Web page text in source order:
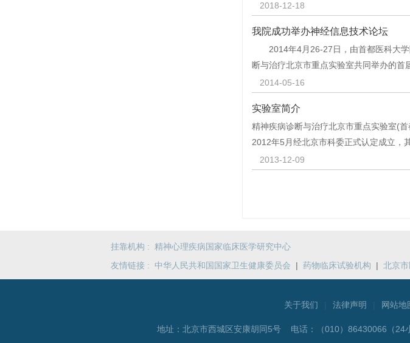
2018-12-18
我院成功举办神经信息技术论坛
2014年4月26-27日，由首都医科大学
断与治疗北京市重点实验室共同举办的
2014-05-16
实验室简介
精神疾病诊断与治疗北京市重点实验室(
2012年5月经北京市科委正式认定成立，
2013-12-09
挂靠机构 : 精神心理疾病国家临床医学研究中心
友情链接 : 中华人民共和国国家卫生健康委员会 | 药物临床试验机构 | 北京
关于我们 法律声明 网站地
地址：北京市西城区安康胡同5号 电话： （010）86430066（